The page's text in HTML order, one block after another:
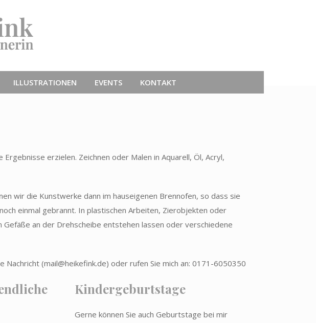
ILLUSTRATIONEN EVENTS KONTAKT
erzielen. Zeichnen oder Malen in Aquarell, Öl, Acryl,
wir die Kunstwerke dann im hauseigenen Brennofen, so dass sie
einmal gebrannt. In plastischen Arbeiten, Zierobjekten oder
an der Drehscheibe entstehen lassen oder verschiedene
Nachricht (mail@heikefink.de) oder rufen Sie mich an: 0171-6050350
Kindergeburtstage
Gerne können Sie auch Geburtstage bei mir